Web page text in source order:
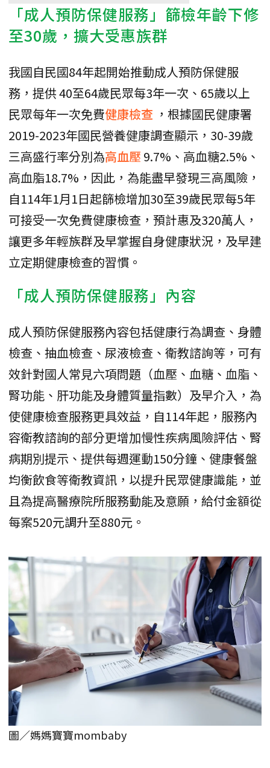
「成人預防保健服務」篩檢年齡下修
至30歲，擴大受惠族群
我國自民國84年起開始推動成人預防保健服
務，提供 40至64歲民眾每3年一次、65歲以上
民眾每年一次免費健康檢查 ，根據國民健康署
2019-2023年國民營養健康調查顯示，30-39歲
三高盛行率分別為高血壓 9.7%、高血糖2.5%、
高血脂18.7%，因此，為能盡早發現三高風險，
自114年1月1日起篩檢增加30至39歲民眾每5年
可接受一次免費健康檢查，預計惠及320萬人，
讓更多年輕族群及早掌握自身健康狀況，及早建
立定期健康檢查的習慣。
「成人預防保健服務」內容
成人預防保健服務內容包括健康行為調查、身體
檢查、抽血檢查、尿液檢查、衛教諮詢等，可有
效針對國人常見六項問題（血壓、血糖、血脂、
腎功能、肝功能及身體質量指數）及早介入，為
使健康檢查服務更具效益，自114年起，服務內
容衛教諮詢的部分更增加慢性疾病風險評估、腎
病期別提示、提供每週運動150分鐘、健康餐盤
均衡飲食等衛教資訊，以提升民眾健康識能，並
且為提高醫療院所服務動能及意願，給付金額從
每案520元調升至880元。
圖／媽媽寶寶mombaby